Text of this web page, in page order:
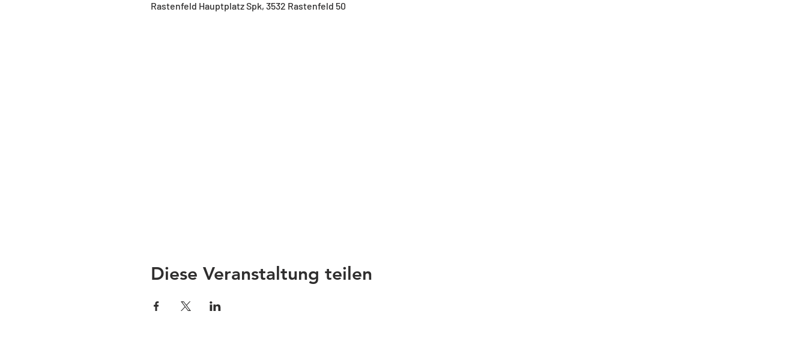
Rastenfeld Hauptplatz Spk, 3532 Rastenfeld 50
Diese Veranstaltung teilen